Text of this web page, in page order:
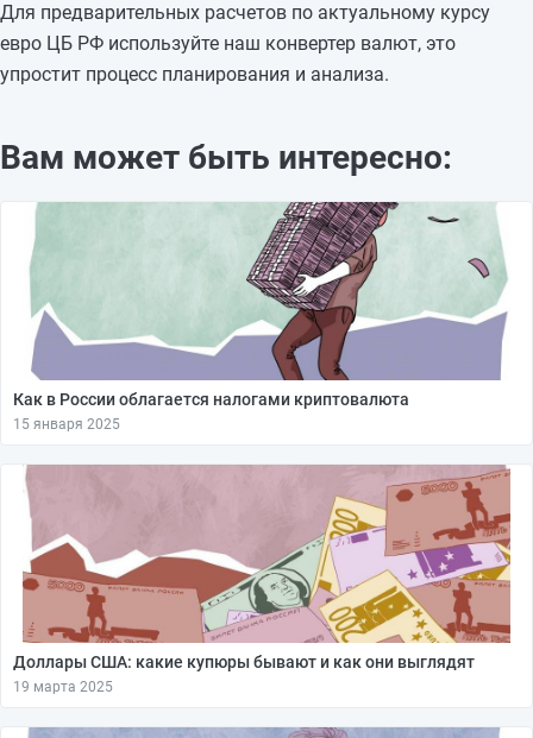
26.10.2025
Для предварительных расчетов по актуальному курсу
евро ЦБ РФ используйте наш конвертер валют, это
упростит процесс планирования и анализа.
Вам может быть интересно:
Как в России облагается налогами криптовалюта
15 января 2025
Доллары США: какие купюры бывают и как они выглядят
19 марта 2025